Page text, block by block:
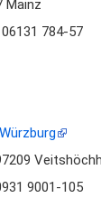
Mainz
784-57
9001-105